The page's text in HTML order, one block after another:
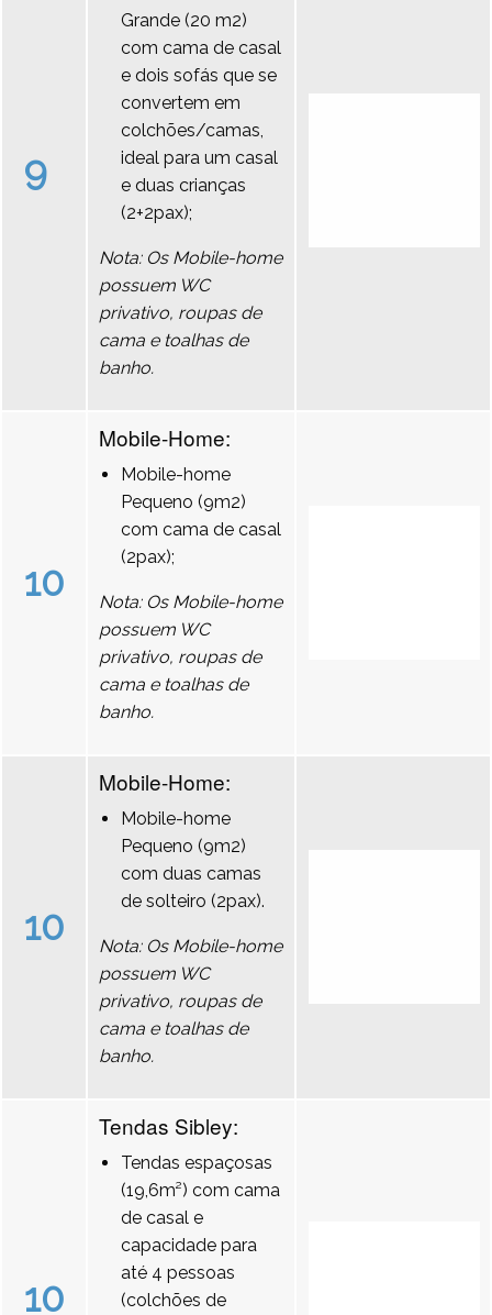
9
Grande (20 m2)
com cama de casal
e dois sofás que se
convertem em
colchões/camas,
ideal para um casal
e duas crianças
(2+2pax);
Nota: Os Mobile-home
possuem WC
privativo, roupas de
cama e toalhas de
banho.
10
Mobile-Home:
Mobile-home
Pequeno (9m2)
com cama de casal
(2pax);
Nota: Os Mobile-home
possuem WC
privativo, roupas de
cama e toalhas de
banho.
10
Mobile-Home:
Mobile-home
Pequeno (9m2)
com duas camas
de solteiro (2pax).
Nota: Os Mobile-home
possuem WC
privativo, roupas de
cama e toalhas de
banho.
10
Tendas Sibley:
Tendas espaçosas
(19,6m²) com cama
de casal e
capacidade para
até 4 pessoas
(colchões de